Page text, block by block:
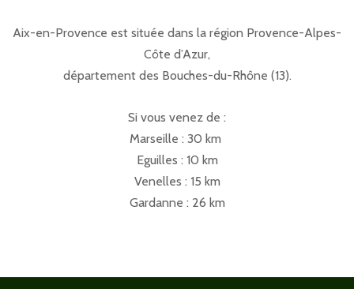
Aix-en-Provence est située dans la région Provence-Alpes-
Côte d’Azur,
département des Bouches-du-Rhône (13).
Si vous venez de :
Marseille : 30 km
Eguilles : 10 km
Venelles : 15 km
Gardanne : 26 km